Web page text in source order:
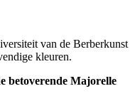
van de Berberkunst
kleuren.
betoverende Majorelle